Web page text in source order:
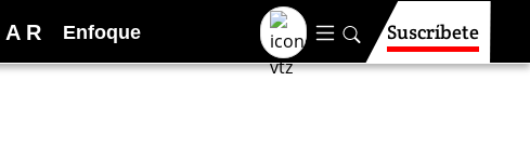
A R Enfoque Suscríbete